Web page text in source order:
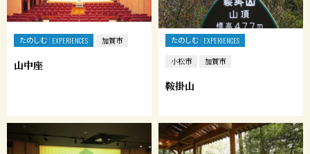
たのしむ EXPERIENCES 加賀市
山中座
たのしむ EXPERIENCES
小松市 加賀市
鞍掛山